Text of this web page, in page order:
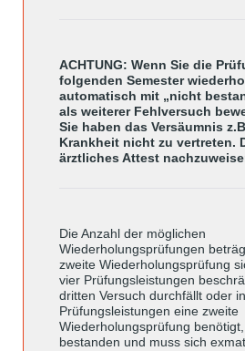
ACHTUNG: Wenn Sie die
folgenden Semester
automatisch mit „nicht
als weiterer Fehlversuch
Sie haben das Versäumnis
Krankheit nicht zu vertreten.
ärztliches Attest
Die Anzahl der möglichen
Wiederholungsprüfungen
zweite Wiederholungsprüfung
vier Prüfungsleistungen
dritten Versuch durchfällt oder
Prüfungsleistungen eine zweite
Wiederholungsprüfung
bestanden und muss sich